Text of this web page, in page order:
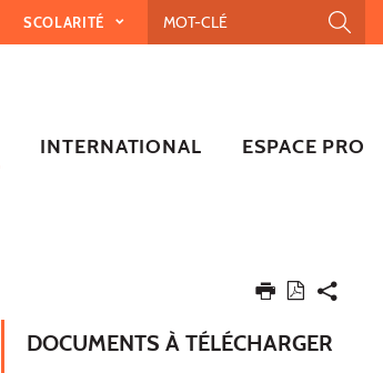
SCOLARITÉ
INTERNATIONAL ESPACE PRO
DOCUMENTS À TÉLÉCHARGER